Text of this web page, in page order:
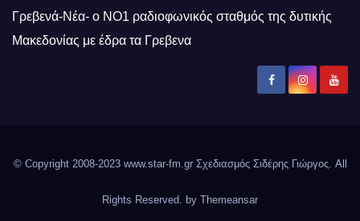
Γρεβενά-Νέα- ο ΝΟ1 ραδιοφωνικός σταθμός της δυτικής
Μακεδονίας με έδρα τα Γρεβενα
© Copyright 2008-2023 www.star-fm.gr Σχεδιασμός Σιδέρης Γιώργος. All
Rights Reserved. by Themeansar